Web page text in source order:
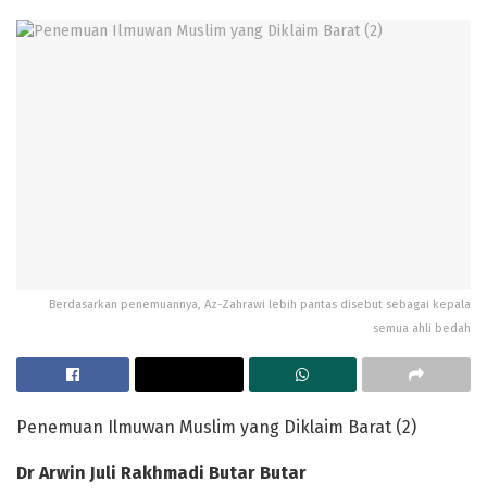
Berdasarkan penemuannya, Az-Zahrawi lebih pantas disebut sebagai kepala
semua ahli bedah
Penemuan Ilmuwan Muslim yang Diklaim Barat (2)
Dr Arwin Juli Rakhmadi Butar Butar